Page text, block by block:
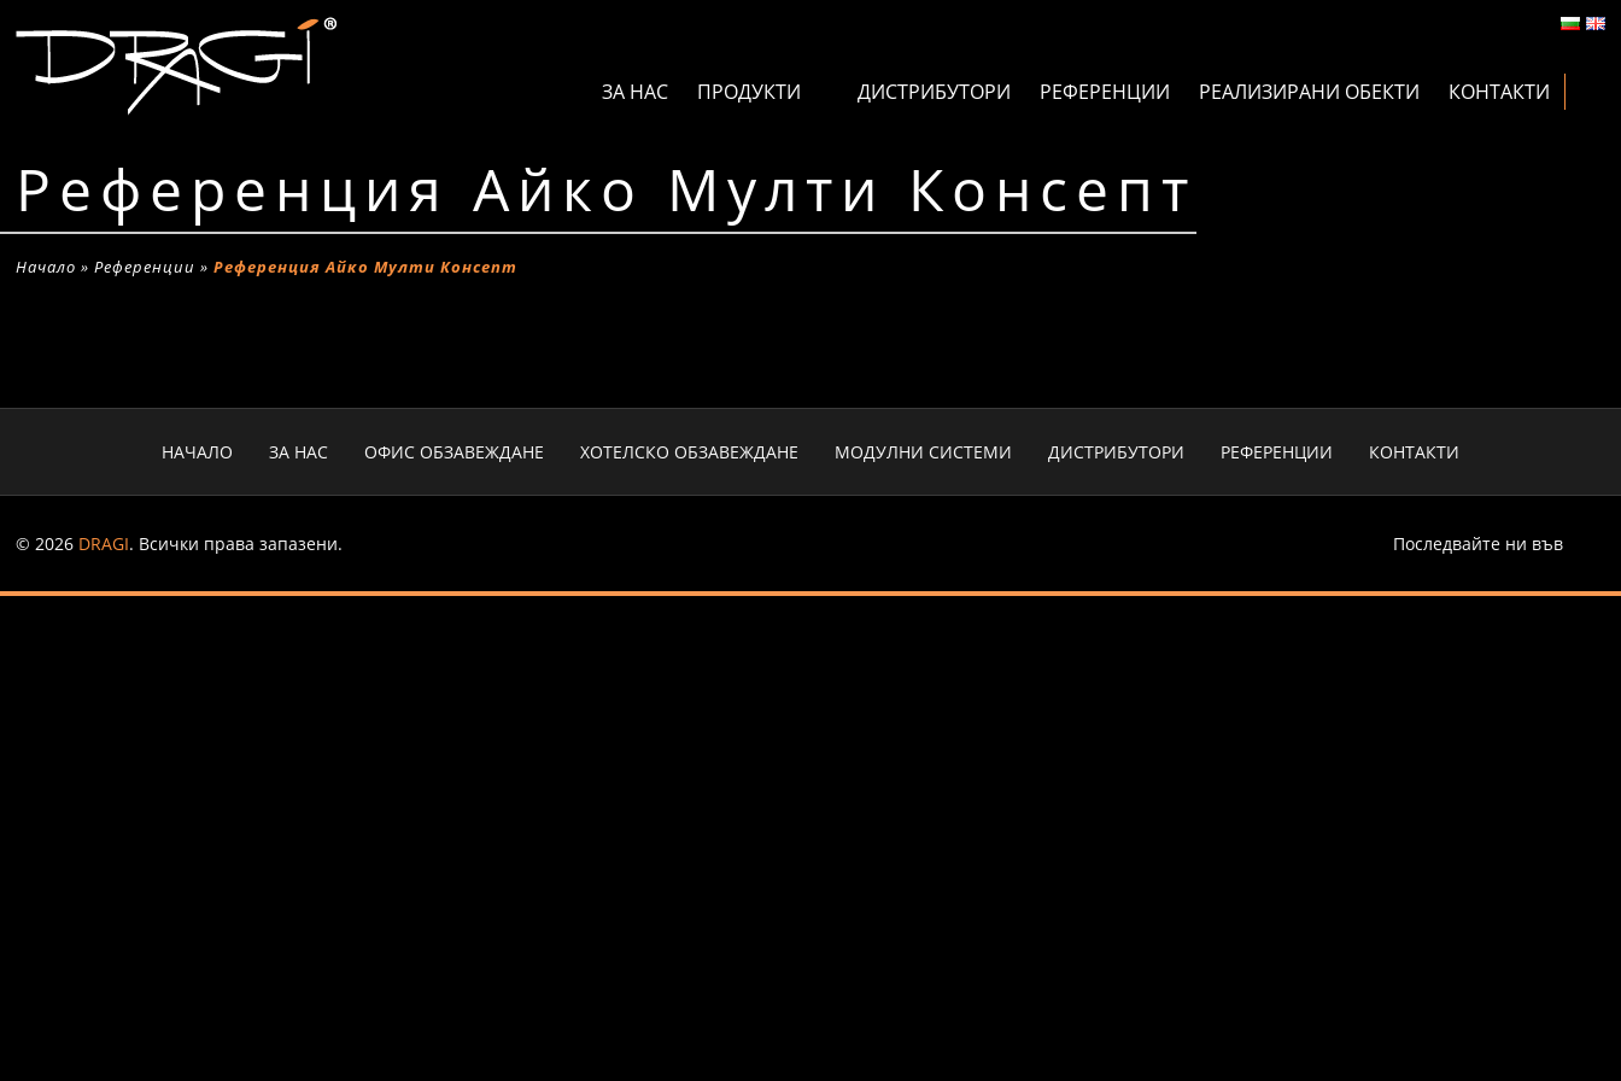
ЗА НАС ПРОДУКТИ ДИСТРИБУТОРИ РЕФЕРЕНЦИИ РЕАЛИЗИРАНИ ОБЕКТИ КОНТАКТИ
Референция Айко Мулти Консепт
Начало »Референции »Референция Айко Мулти Консепт
НАЧАЛО ЗА НАС ОФИС ОБЗАВЕЖДАНЕ ХОТЕЛСКО ОБЗАВЕЖДАНЕ МОДУЛНИ СИСТЕМИ ДИСТРИБУТОРИ РЕФЕРЕНЦИИ КОНТАКТИ
Последвайте ни във
© 2026 DRAGI. Всички права запазени.